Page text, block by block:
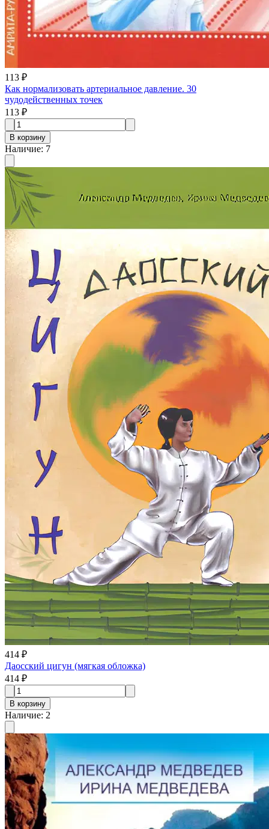
113 ₽
Как нормализовать артериальное давление. 30
чудодейственных точек
113 ₽
В корзину
Наличие: 7
414 ₽
Даосский цигун (мягкая обложка)
414 ₽
В корзину
Наличие: 2